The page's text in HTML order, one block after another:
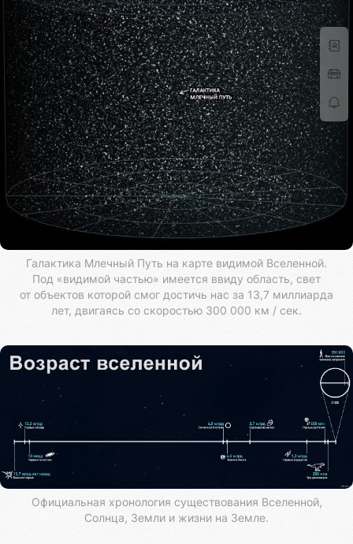
Галактика Млечный Путь на карте видимой Вселенной.
Под «видимой частью» имеется ввиду область, свет
от объектов которой смог достичь нас за 13,7 миллиарда
лет, двигаясь со скоростью 300 000 км / сек.
Официальная хронология существования Вселенной,
Солнца, Земли и жизни на Земле.